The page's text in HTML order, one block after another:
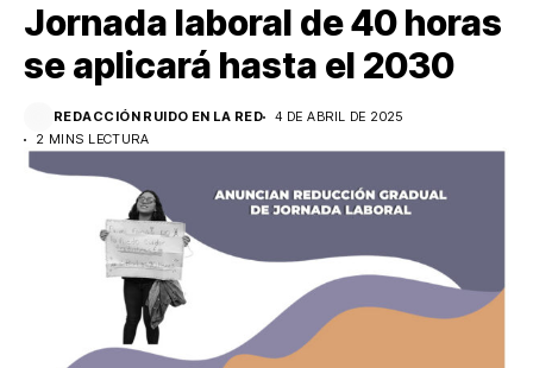
Jornada laboral de 40 horas
se aplicará hasta el 2030
REDACCIÓN RUIDO EN LA RED
4 DE ABRIL DE 2025
2 MINS LECTURA